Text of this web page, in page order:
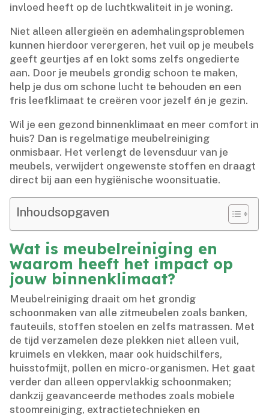
invloed heeft op de luchtkwaliteit in je woning.​
Niet alleen allergieën en ademhalingsproblemen
kunnen hierdoor verergeren, het vuil op je meubels
geeft geurtjes af en lokt soms zelfs ongedierte
aan.​ Door je meubels grondig schoon te maken,
help je dus om schone lucht te behouden en een
fris leefklimaat te creëren voor jezelf én je gezin.​
Wil je een gezond binnenklimaat en meer comfort in
huis? Dan is regelmatige meubelreiniging
onmisbaar.​ Het verlengt de levensduur van je
meubels, verwijdert ongewenste stoffen en draagt
direct bij aan een hygiënische woonsituatie.​
Inhoudsopgaven
Wat is meubelreiniging en
waarom heeft het impact op
jouw binnenklimaat?
Meubelreiniging draait om het grondig
schoonmaken van alle zitmeubelen zoals banken,
fauteuils, stoffen stoelen en zelfs matrassen.​ Met
de tijd verzamelen deze plekken niet alleen vuil,
kruimels en vlekken, maar ook huidschilfers,
huisstofmijt, pollen en micro-organismen.​ Het gaat
verder dan alleen oppervlakkig schoonmaken;
dankzij geavanceerde methodes zoals mobiele
stoomreiniging, extractietechnieken en